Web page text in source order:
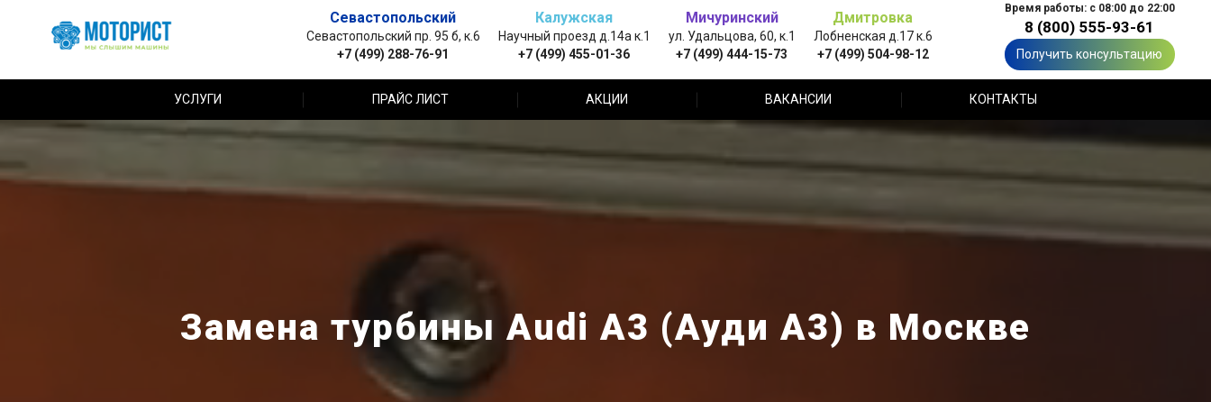
Севастопольский
Севастопольский пр. 95 б, к.6
+7 (499) 288-76-91
Калужская
Научный проезд д.14а к.1
+7 (499) 455-01-36
Мичуринский
ул. Удальцова, 60, к.1
+7 (499) 444-15-73
Дмитровка
Лобненская д.17 к.6
+7 (499) 504-98-12
Время работы: с 08:00 до 22:00
8 (800) 555-93-61
Получить консультацию
УСЛУГИ ПРАЙС ЛИСТ АКЦИИ ВАКАНСИИ КОНТАКТЫ
Замена турбины Audi A3 (Ауди А3) в Москве